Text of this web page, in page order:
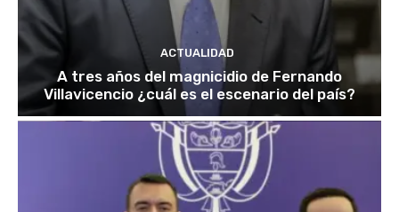
ACTUALIDAD
A tres años del magnicidio de Fernando
Villavicencio ¿cuál es el escenario del país?